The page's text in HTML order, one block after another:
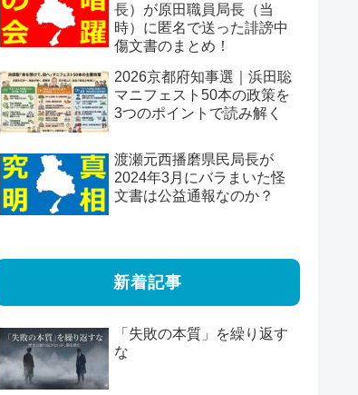
長）が原田職員局長（当
時）に匿名で送った誹謗中
傷文書のまとめ！
2026京都府知事選｜浜田聡
マニフェスト50本の政策を
3つのポイントで読み解く
渡瀬元西播磨県民局長が
2024年3月にバラまいた怪
文書は公益通報なのか？
新着記事
「失敗の本質」を繰り返す
な